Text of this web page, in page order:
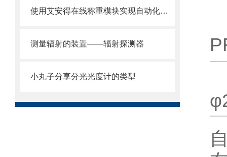
使用艾安得在线称重模块实现自动化称重及数据管理
测量辐射的装置——辐射探测器
小丸子分享分光光度计的类型